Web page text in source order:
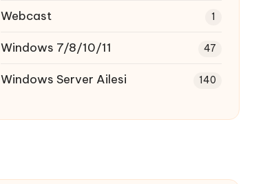
Webcast 1
Windows 7/8/10/11 47
Windows Server Ailesi 140